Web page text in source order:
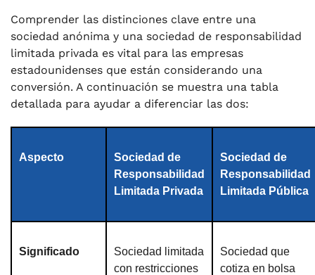
Comprender las distinciones clave entre una
sociedad anónima y una sociedad de responsabilidad
limitada privada es vital para las empresas
estadounidenses que están considerando una
conversión. A continuación se muestra una tabla
detallada para ayudar a diferenciar las dos:
Aspecto
Sociedad de
Responsabilidad
Limitada Privada
Sociedad de
Responsabilidad
Limitada Pública
Significado
Sociedad limitada
con restricciones
Sociedad que
cotiza en bolsa